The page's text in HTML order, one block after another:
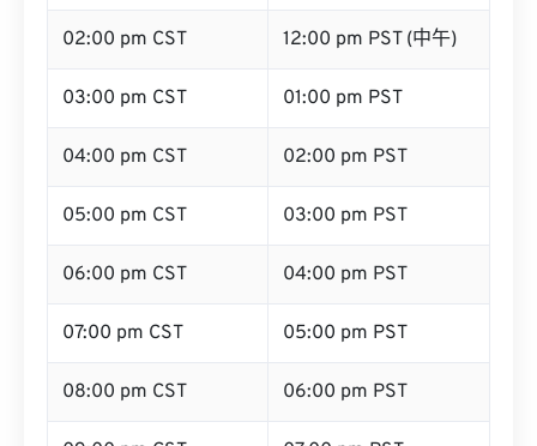
02:00 pm CST 12:00 pm PST (中午)
03:00 pm CST 01:00 pm PST
04:00 pm CST 02:00 pm PST
05:00 pm CST 03:00 pm PST
06:00 pm CST 04:00 pm PST
07:00 pm CST 05:00 pm PST
08:00 pm CST 06:00 pm PST